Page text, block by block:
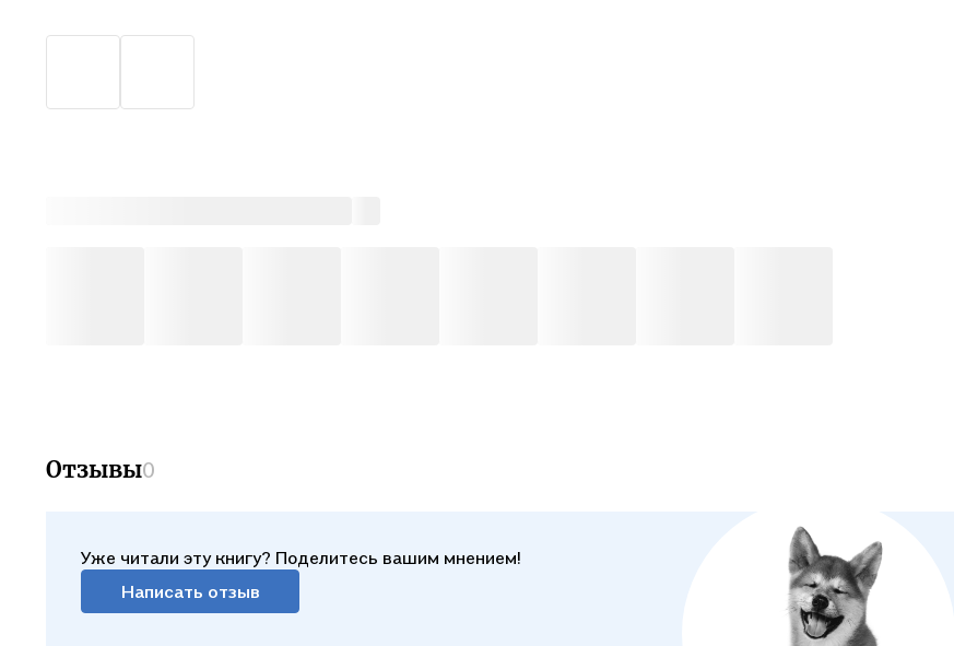
Отзывы0
Уже читали эту книгу? Поделитесь вашим мнением!
Написать отзыв